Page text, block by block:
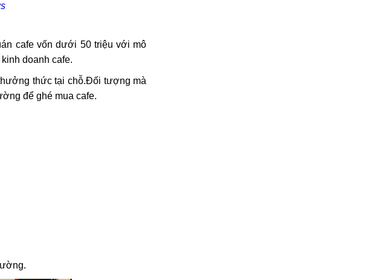
cafe vốn dưới 50 triệu với mô
doanh cafe.
thức tại chỗ.Đối tượng mà
để ghé mua cafe.